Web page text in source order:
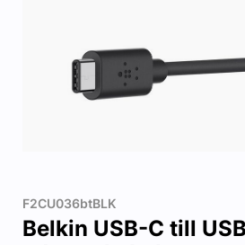
F2CU036btBLK
Belkin USB-C till